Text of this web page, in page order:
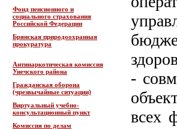
Фонд пенсионного и
социального страхования
Российской Федерации
Брянская природоохранная
прокуратура
Антинаркотическая комиссия
Унечского района
Гражданская оборона
(чрезвычайные ситуации)
Виртуальный учебно-
консультационный пункт
Комиссия по делам
-
всех